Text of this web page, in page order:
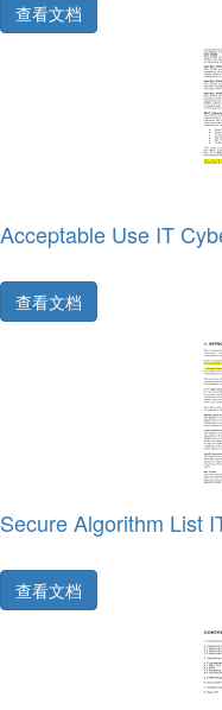
查看文档
Acceptable Use IT
查看文档
Secure Algorithm List
查看文档